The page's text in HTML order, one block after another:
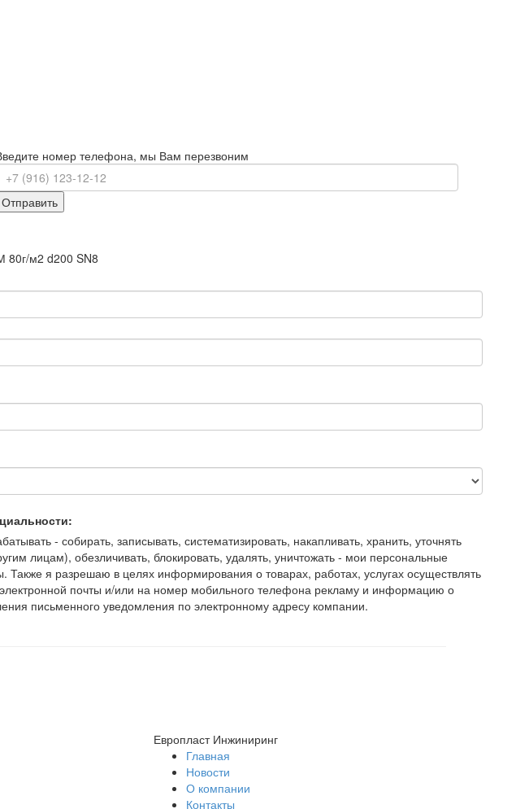
номер телефона, мы Вам перезвоним
Отправить
80г/м2 d200 SN8
- собирать, записывать, систематизировать, накапливать, хранить, уточнять
лицам), обезличивать, блокировать, удалять, уничтожать - мои персональные
я разрешаю в целях информирования о товарах, работах, услугах осуществлять
почты и/или на номер мобильного телефона рекламу и информацию о
письменного уведомления по электронному адресу компании.
Европласт Инжиниринг
Главная
Новости
О компании
Контакты